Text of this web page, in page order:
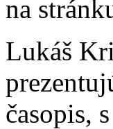
na
Lukáš
časopis,